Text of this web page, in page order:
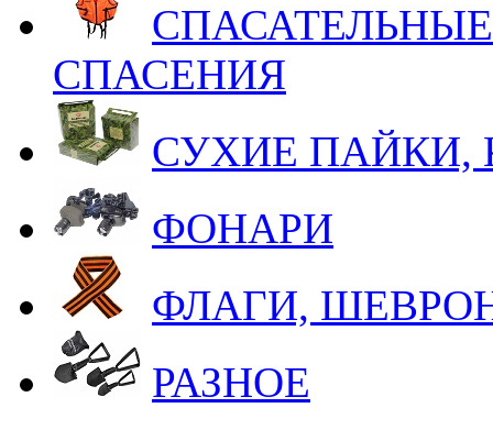
СПАСЕНИЯ
СУХИЕ ПАЙКИ,
ФОНАРИ
ФЛАГИ,
РАЗНОЕ